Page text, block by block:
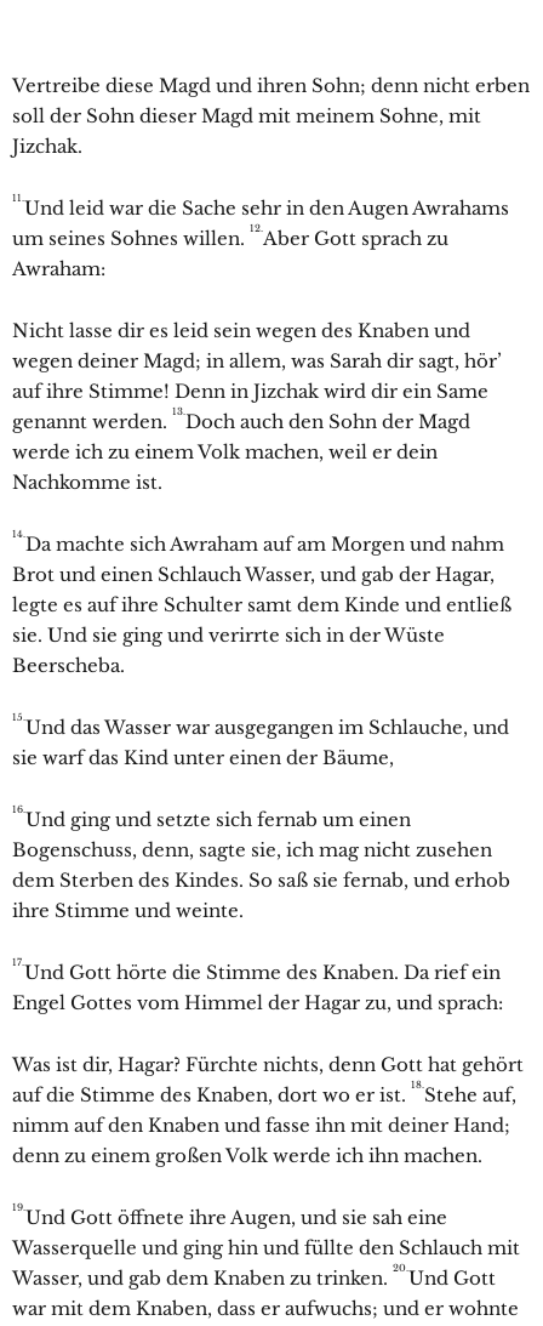
Vertreibe diese Magd und ihren Sohn; denn nicht erben
soll der Sohn dieser Magd mit meinem Sohne, mit
Jizchak.
11.Und leid war die Sache sehr in den Augen Awrahams
um seines Sohnes willen. 12.Aber Gott sprach zu
Awraham:
Nicht lasse dir es leid sein wegen des Knaben und
wegen deiner Magd; in allem, was Sarah dir sagt, hör’
auf ihre Stimme! Denn in Jizchak wird dir ein Same
genannt werden. 13.Doch auch den Sohn der Magd
werde ich zu einem Volk machen, weil er dein
Nachkomme ist.
14.Da machte sich Awraham auf am Morgen und nahm
Brot und einen Schlauch Wasser, und gab der Hagar,
legte es auf ihre Schulter samt dem Kinde und entließ
sie. Und sie ging und verirrte sich in der Wüste
Beerscheba.
15.Und das Wasser war ausgegangen im Schlauche, und
sie warf das Kind unter einen der Bäume,
16.Und ging und setzte sich fernab um einen
Bogenschuss, denn, sagte sie, ich mag nicht zusehen
dem Sterben des Kindes. So saß sie fernab, und erhob
ihre Stimme und weinte.
17.Und Gott hörte die Stimme des Knaben. Da rief ein
Engel Gottes vom Himmel der Hagar zu, und sprach:
Was ist dir, Hagar? Fürchte nichts, denn Gott hat gehört
auf die Stimme des Knaben, dort wo er ist. 18.Stehe auf,
nimm auf den Knaben und fasse ihn mit deiner Hand;
denn zu einem großen Volk werde ich ihn machen.
19.Und Gott öffnete ihre Augen, und sie sah eine
Wasserquelle und ging hin und füllte den Schlauch mit
Wasser, und gab dem Knaben zu trinken. 20.Und Gott
war mit dem Knaben, dass er aufwuchs; und er wohnte